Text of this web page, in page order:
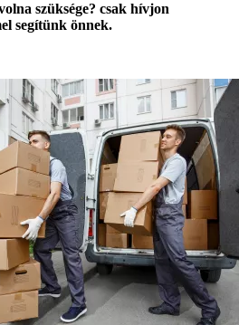
szüksége? csak hívjon
segítünk önnek.